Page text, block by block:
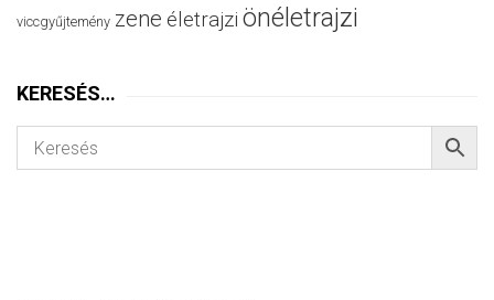
viccgyűjtemény zene életrajzi önéletrajzi
KERESÉS…